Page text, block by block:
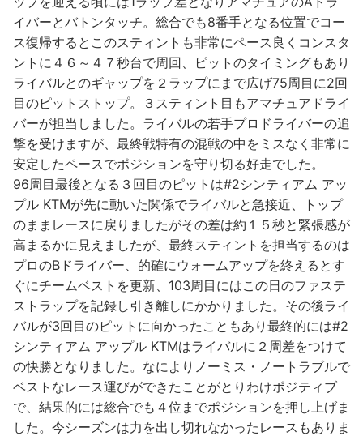
イバーとバトンタッチ。総合でも8番手となる位置でコー
ス復帰するとこのスティントも非常にペース良くコンスタ
ントに４６～４７秒台で周回、ピットのタイミングもあり
ライバルとのギャップを２ラップにまで広げ75周目に2回
目のピットストップ。３スティント目もアマチュアドライ
バーが担当しました。ライバルの若手プロドライバーの追
撃を受けますが、最終戦特有の混戦の中をミスなく非常に
安定したペースでポジションを守り切る好走でした。
96周目最後となる３回目のピットは#2シンティアム アッ
プル KTMが先に動いた関係でライバルと急接近、トップ
のままレースに戻りましたがその差は約１５秒と緊張感が
高まるかに見えましたが、最終スティントを担当するのは
プロのBドライバー、的確にウォームアップを終えるとす
ぐにチームベストを更新、103周目にはこの日のファステ
ストラップを記録し引き離しにかかりました。その後ライ
バルが3回目のピットに向かったこともあり最終的には#2
シンティアム アップル KTMはライバルに２周差をつけて
の快勝となりました。なによりノーミス・ノートラブルで
ベストなレース運びができたことがとりわけポジティブ
で、結果的には総合でも４位までポジションを押し上げま
した。今シーズンは力を出し切れなかったレースもありま